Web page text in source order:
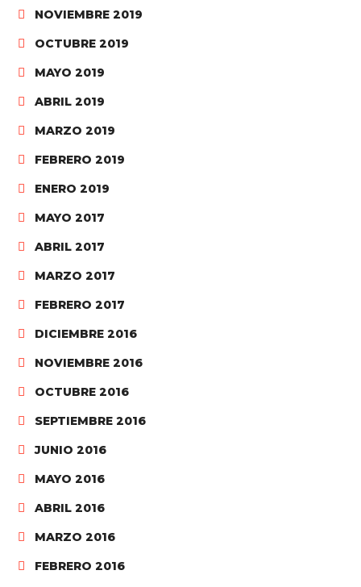
NOVIEMBRE 2019
OCTUBRE 2019
MAYO 2019
ABRIL 2019
MARZO 2019
FEBRERO 2019
ENERO 2019
MAYO 2017
ABRIL 2017
MARZO 2017
FEBRERO 2017
DICIEMBRE 2016
NOVIEMBRE 2016
OCTUBRE 2016
SEPTIEMBRE 2016
JUNIO 2016
MAYO 2016
ABRIL 2016
MARZO 2016
FEBRERO 2016